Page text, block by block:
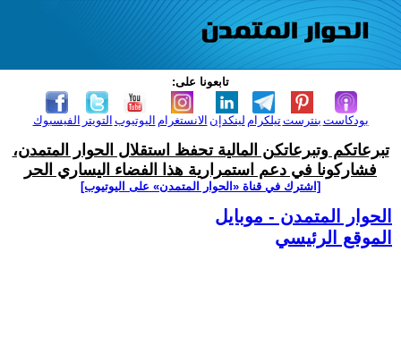
تابعونا على:
الفيسبوك التويتر اليوتيوب الانستغرام لينكدإن تيلكرامبنترست بودكاست
تبرعاتكم وتبرعاتكن المالية تحفظ استقلال الحوار المتمدن،
فشاركونا في دعم استمرارية هذا الفضاء اليساري الحر
[اشترك في قناة ‫«الحوار المتمدن» على اليوتيوب]
الحوار المتمدن - موبايل
الموقع الرئيسي